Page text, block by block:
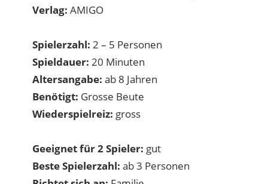
Verlag: AMIGO
Spielerzahl: 2 – 5 Personen
Spieldauer: 20 Minuten
Altersangabe: ab 8 Jahren
Benötigt: Grosse Beute
Wiederspielreiz: gross
Geeignet für 2 Spieler: gut
Beste Spielerzahl: ab 3 Personen